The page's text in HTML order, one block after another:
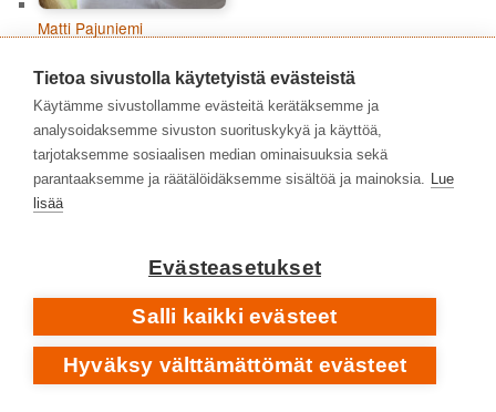
Matti Pajuniemi
Niko Peltonen
Tietoa sivustolla käytetyistä evästeistä
Käytämme sivustollamme evästeitä kerätäksemme ja
analysoidaksemme sivuston suorituskykyä ja käyttöä,
tarjotaksemme sosiaalisen median ominaisuuksia sekä
parantaaksemme ja räätälöidäksemme sisältöä ja mainoksia. Lue
lisää
Evästeasetukset
Salli kaikki evästeet
Hyväksy välttämättömät evästeet